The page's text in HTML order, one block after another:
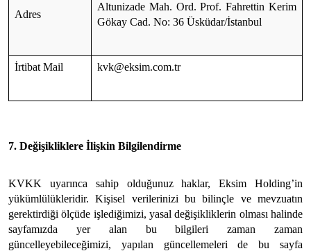
Adres
Altunizade Mah. Ord. Prof. Fahrettin Kerim
Gökay Cad. No: 36 Üsküdar/İstanbul
İrtibat Mail kvk@eksim.com.tr
7. Değişikliklere İlişkin Bilgilendirme
KVKK uyarınca sahip olduğunuz haklar, Eksim Holding’in
yükümlülükleridir. Kişisel verilerinizi bu bilinçle ve mevzuatın
gerektirdiği ölçüde işlediğimizi, yasal değişikliklerin olması halinde
sayfamızda yer alan bu bilgileri zaman zaman
güncelleyebileceğimizi, yapılan güncellemeleri de bu sayfa